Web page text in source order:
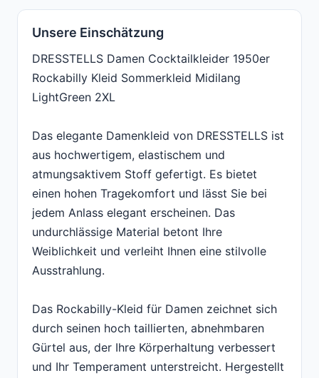
Unsere Einschätzung
DRESSTELLS Damen Cocktailkleider 1950er
Rockabilly Kleid Sommerkleid Midilang
LightGreen 2XL
Das elegante Damenkleid von DRESSTELLS ist
aus hochwertigem, elastischem und
atmungsaktivem Stoff gefertigt. Es bietet
einen hohen Tragekomfort und lässt Sie bei
jedem Anlass elegant erscheinen. Das
undurchlässige Material betont Ihre
Weiblichkeit und verleiht Ihnen eine stilvolle
Ausstrahlung.
Das Rockabilly-Kleid für Damen zeichnet sich
durch seinen hoch taillierten, abnehmbaren
Gürtel aus, der Ihre Körperhaltung verbessert
und Ihr Temperament unterstreicht. Hergestellt